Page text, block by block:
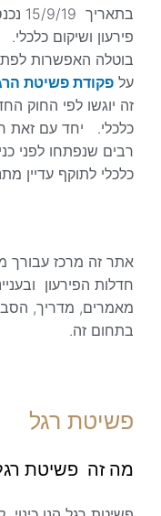
פירעון ושיקום
בוטלה האפשרות
על פקודת פשיטת
זה יוגשו לפי החוק
כלכלי. יחד עם זאת
רבים שנפתחו לפני
כלכלי לתוקף עדיין
אתר זה מרכז עבורך
חדלות הפירעון
מאמרים, מדריך,
בתחום זה.
פשיטת רגל
מה זה פשיטת